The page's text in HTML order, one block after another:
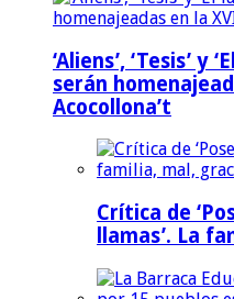
‘Aliens’, ‘Tesis’ y
serán
Acocollona’t
Crítica de
llamas’. La